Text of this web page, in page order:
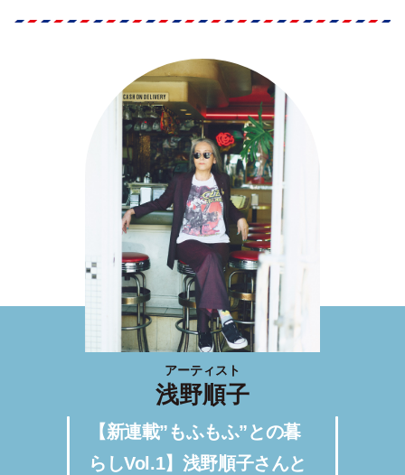
アーティスト
浅野順子
【新連載”もふもふ”との暮
らしVol.1】浅野順子さんと